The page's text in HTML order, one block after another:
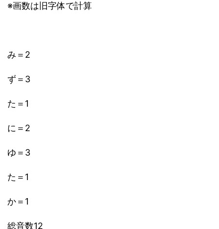
※画数は旧字体で計算
み＝2
ず＝3
た＝1
に＝2
ゆ＝3
た＝1
か＝1
総音数12